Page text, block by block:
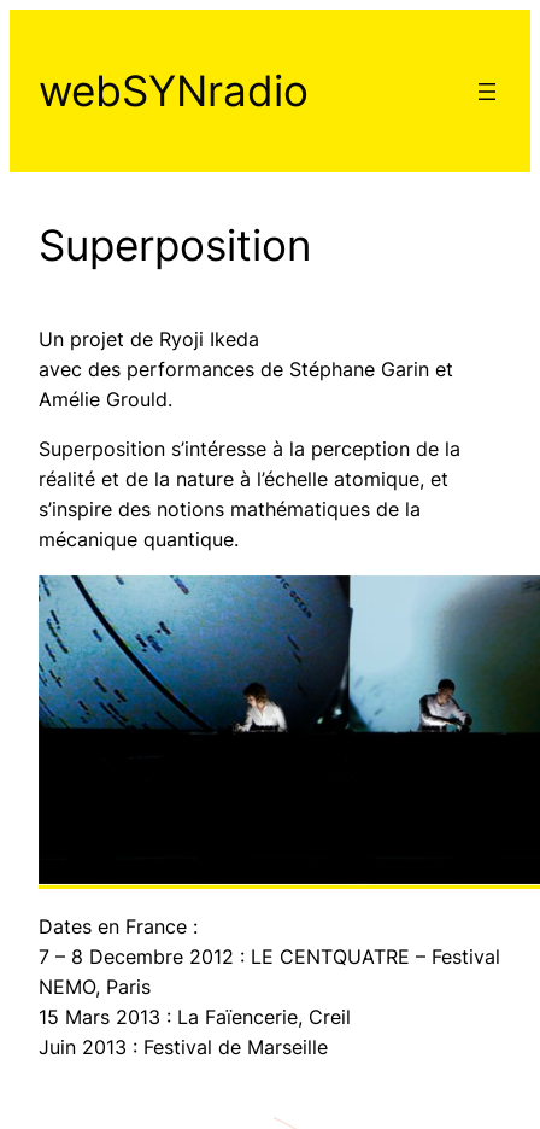
contenu
webSYNradio
Superposition
Un projet de Ryoji Ikeda
avec des performances de Stéphane Garin et
Amélie Grould.
Superposition s’intéresse à la perception de la
réalité et de la nature à l’échelle atomique, et
s’inspire des notions mathématiques de la
mécanique quantique.
Dates en France :
7 – 8 Decembre 2012 : LE CENTQUATRE – Festival
NEMO, Paris
15 Mars 2013 : La Faïencerie, Creil
Juin 2013 : Festival de Marseille